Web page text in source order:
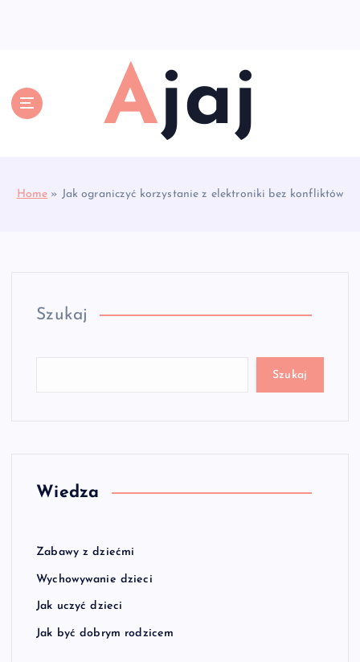
Ajaj
Home » Jak ograniczyć korzystanie z elektroniki bez konfliktów
Szukaj
Szukaj
Wiedza
Zabawy z dziećmi
Wychowywanie dzieci
Jak uczyć dzieci
Jak być dobrym rodzicem